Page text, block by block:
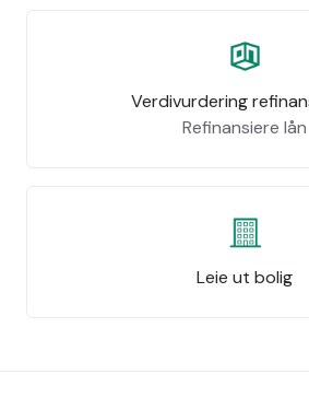
Verdivurdering
Refinansiere lån
Leie ut bolig